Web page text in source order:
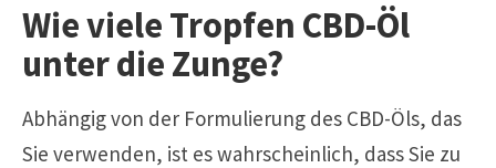
Wie viele Tropfen CBD-Öl
unter die Zunge?
Abhängig von der Formulierung des CBD-Öls, das
Sie verwenden, ist es wahrscheinlich, dass Sie zu